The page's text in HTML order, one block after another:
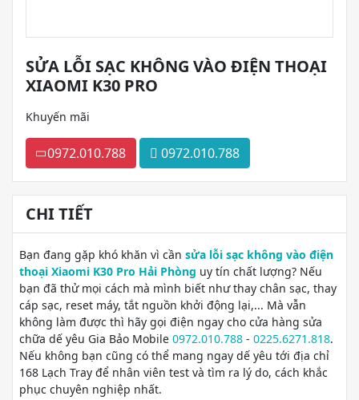
SỬA LỖI SẠC KHÔNG VÀO ĐIỆN THOẠI
XIAOMI K30 PRO
Khuyến mãi
0972.010.788 0972.010.788
CHI TIẾT
Bạn đang gặp khó khăn vì cần sửa lỗi sạc không vào điện
thoại Xiaomi K30 Pro Hải Phòng uy tín chất lượng? Nếu
bạn đã thử mọi cách mà mình biết như thay chân sạc, thay
cáp sạc, reset máy, tắt nguồn khởi động lại,... Mà vẫn
không làm được thì hãy gọi điện ngay cho cửa hàng sửa
chữa dế yêu Gia Bảo Mobile 0972.010.788 - 0225.6271.818.
Nếu không bạn cũng có thể mang ngay dế yêu tới địa chỉ
168 Lạch Tray để nhân viên test và tìm ra lý do, cách khắc
phục chuyên nghiệp nhất.